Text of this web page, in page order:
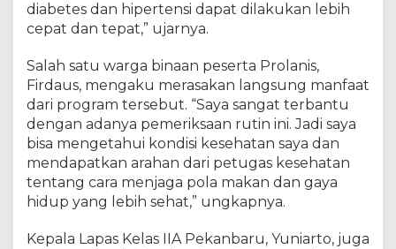
a
m
r
o
l
a
n
i
s
diabetes dan hipertensi dapat dilakukan lebih
cepat dan tepat,” ujarnya.
Salah satu warga binaan peserta Prolanis,
Firdaus, mengaku merasakan langsung manfaat
dari program tersebut. “Saya sangat terbantu
dengan adanya pemeriksaan rutin ini. Jadi saya
bisa mengetahui kondisi kesehatan saya dan
mendapatkan arahan dari petugas kesehatan
tentang cara menjaga pola makan dan gaya
hidup yang lebih sehat,” ungkapnya.
Kepala Lapas Kelas IIA Pekanbaru, Yuniarto, juga